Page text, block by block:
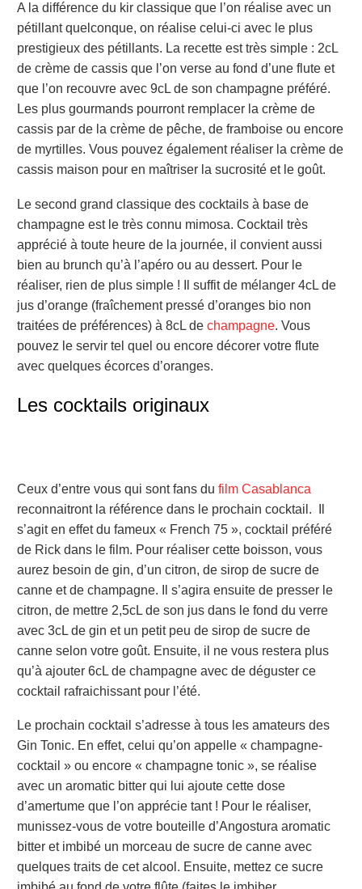
A la différence du kir classique que l’on réalise avec un
pétillant quelconque, on réalise celui-ci avec le plus
prestigieux des pétillants. La recette est très simple : 2cL
de crème de cassis que l’on verse au fond d’une flute et
que l’on recouvre avec 9cL de son champagne préféré.
Les plus gourmands pourront remplacer la crème de
cassis par de la crème de pêche, de framboise ou encore
de myrtilles. Vous pouvez également réaliser la crème de
cassis maison pour en maîtriser la sucrosité et le goût.
Le second grand classique des cocktails à base de
champagne est le très connu mimosa. Cocktail très
apprécié à toute heure de la journée, il convient aussi
bien au brunch qu’à l’apéro ou au dessert. Pour le
réaliser, rien de plus simple ! Il suffit de mélanger 4cL de
jus d’orange (fraîchement pressé d’oranges bio non
traitées de préférences) à 8cL de champagne. Vous
pouvez le servir tel quel ou encore décorer votre flute
avec quelques écorces d’oranges.
Les cocktails originaux
Ceux d’entre vous qui sont fans du film Casablanca
reconnaitront la référence dans le prochain cocktail. Il
s’agit en effet du fameux « French 75 », cocktail préféré
de Rick dans le film. Pour réaliser cette boisson, vous
aurez besoin de gin, d’un citron, de sirop de sucre de
canne et de champagne. Il s’agira ensuite de presser le
citron, de mettre 2,5cL de son jus dans le fond du verre
avec 3cL de gin et un petit peu de sirop de sucre de
canne selon votre goût. Ensuite, il ne vous restera plus
qu’à ajouter 6cL de champagne avec de déguster ce
cocktail rafraichissant pour l’été.
Le prochain cocktail s’adresse à tous les amateurs des
Gin Tonic. En effet, celui qu’on appelle « champagne-
cocktail » ou encore « champagne tonic », se réalise
avec un aromatic bitter qui lui ajoute cette dose
d’amertume que l’on apprécie tant ! Pour le réaliser,
munissez-vous de votre bouteille d’Angostura aromatic
bitter et imbibé un morceau de sucre de canne avec
quelques traits de cet alcool. Ensuite, mettez ce sucre